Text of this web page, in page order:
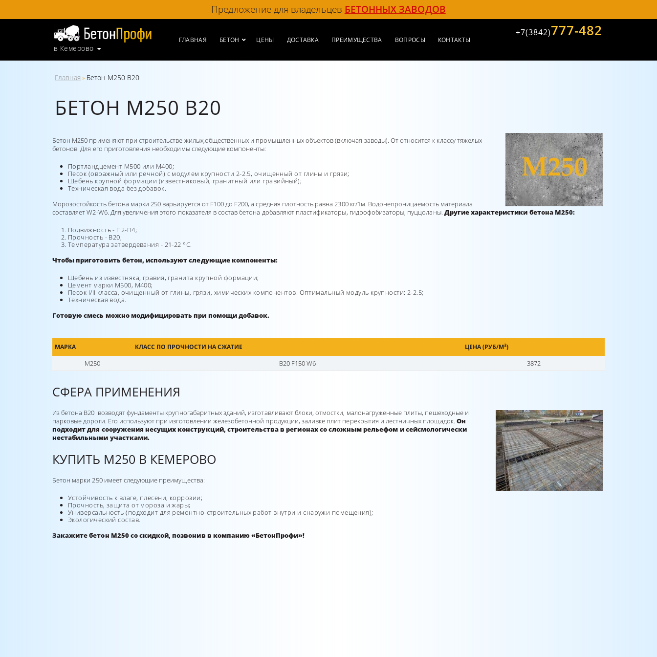
Предложение для владельцев БЕТОННЫХ ЗАВОДОВ
в Кемерово
ГЛАВНАЯ БЕТОН ЦЕНЫ ДОСТАВКА ПРЕИМУЩЕСТВА ВОПРОСЫ КОНТАКТЫ
+7(3842)777-482
Главная » Бетон М250 В20
БЕТОН М250 В20
Бетон М250 применяют при строительстве жилых,общественных и промышленных объектов (включая заводы). От относится к классу тяжелых
бетонов. Для его приготовления необходимы следующие компоненты:
Портландцемент М500 или М400;
Песок (овражный или речной) с модулем крупности 2-2.5, очищенный от глины и грязи;
Щебень крупной формации (известняковый, гранитный или гравийный);
Техническая вода без добавок.
Морозостойкость бетона марки 250 варьируется от F100 до F200, а средняя плотность равна 2300 кг/1м. Водонепроницаемость материала
составляет W2-W6. Для увеличения этого показателя в состав бетона добавляют пластификаторы, гидpoфoбизaтopы, пуццoлaны. Другие характеристики бетона М250:
Подвижность - П2-П4;
Прочность - B20;
Температура затвердевания - 21-22 °С.
Чтобы приготовить бетон, используют следующие компоненты:
Щебень из известняка, гравия, гранита крупной формации;
Цемент марки М500, М400;
Песок I/II класса, очищенный от глины, грязи, химических компонентов. Оптимальный модуль крупности: 2-2.5;
Техническая вода.
Готовую смесь можно модифицировать при помощи добавок.
МАРКА КЛАСС ПО ПРОЧНОСТИ НА СЖАТИЕ ЦЕНА (РУБ/М3)
М250 В20 F150W6 3872
СФЕРА ПРИМЕНЕНИЯ
Из бетона В20 возводят фундаменты крупногабаритных зданий, изготавливают блоки, отмостки, малонагруженные плиты, пешеходные и
парковые дороги. Его используют при изготовлении железобетонной продукции, заливке плит перекрытия и лестничных площадок. Он
подходит для сооружения несущих конструкций, строительства в регионах со сложным рельефом и сейсмологически
нестабильными участками.
КУПИТЬ М250 В КЕМЕРОВО
Бетон марки 250 имеет следующие преимущества:
Устойчивость к влаге, плесени, коррозии;
Прочность, защита от мороза и жары;
Универсальность (подходит для ремонтно-строительных работ внутри и снаружи помещения);
Экологический состав.
Закажите бетон М250 со скидкой, позвонив в компанию «БетонПрофи»!